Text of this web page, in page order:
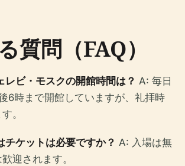
質問（FAQ）
レビ・モスクの開館時間は？ A: 毎日
6時まで開館していますが、礼拝時
。
チケットは必要ですか？ A: 入場は無
迎されます。